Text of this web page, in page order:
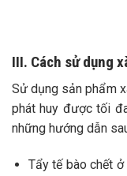
III. Cách sử dụng
Sử dụng sản phẩm
phát huy được tối
những hướng dẫn
Tẩy tế bào chết